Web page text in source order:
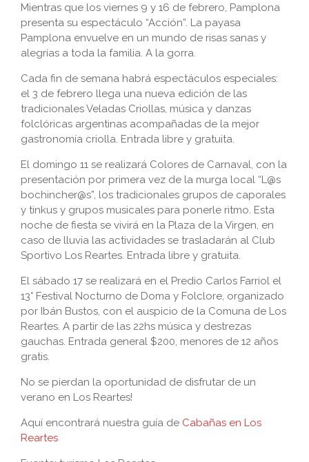
Mientras que los viernes 9 y 16 de febrero, Pamplona
presenta su espectáculo “Acción”. La payasa
Pamplona envuelve en un mundo de risas sanas y
alegrías a toda la familia. A la gorra.
Cada fin de semana habrá espectáculos especiales:
el 3 de febrero llega una nueva edición de las
tradicionales Veladas Criollas, música y danzas
folclóricas argentinas acompañadas de la mejor
gastronomía criolla. Entrada libre y gratuita.
El domingo 11 se realizará Colores de Carnaval, con la
presentación por primera vez de la murga local “L@s
bochincher@s”, los tradicionales grupos de caporales
y tinkus y grupos musicales para ponerle ritmo. Esta
noche de fiesta se vivirá en la Plaza de la Virgen, en
caso de lluvia las actividades se trasladarán al Club
Sportivo Los Reartes. Entrada libre y gratuita.
El sábado 17 se realizará en el Predio Carlos Farriol el
13° Festival Nocturno de Doma y Folclore, organizado
por Ibán Bustos, con el auspicio de la Comuna de Los
Reartes. A partir de las 22hs música y destrezas
gauchas. Entrada general $200, menores de 12 años
gratis.
No se pierdan la oportunidad de disfrutar de un
verano en Los Reartes!
Aquí encontrará nuestra guía de Cabañas en Los
Reartes